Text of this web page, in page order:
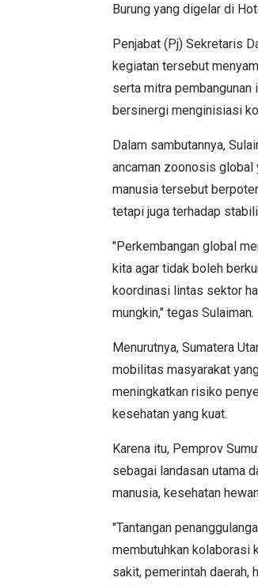
Burung yang digelar di
Penjabat (Pj) Sekretaris
kegiatan tersebut
serta mitra
bersinergi menginisiasi
Dalam sambutannya,
ancaman zoonosis global
manusia tersebut
tetapi juga terhadap
"Perkembangan global
kita agar tidak boleh
koordinasi lintas sektor
mungkin," tegas Sulaiman.
Menurutnya, Sumatera
mobilitas masyarakat
meningkatkan risiko
kesehatan yang kuat.
Karena itu, Pemprov
sebagai landasan utama
manusia, kesehatan
"Tantangan
membutuhkan kolaborasi
sakit, pemerintah daerah,